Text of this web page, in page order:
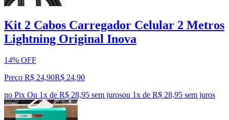
Kit 2 Cabos Carregador Celular 2 Metros
Lightning Original Inova
14% OFF
Preço R$ 24,90R$ 24,90
no Pix Ou 1x de R$ 28,95 sem jurosou 1x de R$ 28,95 sem juros